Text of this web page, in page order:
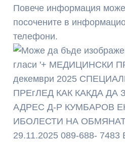
Повече информация
посочените в
телефони.